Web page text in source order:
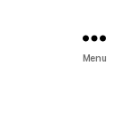
Menu